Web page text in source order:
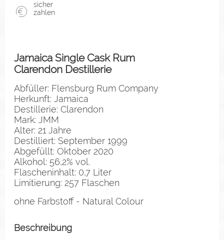
sicher
zahlen
Jamaica Single Cask Rum
Clarendon Destillerie
Abfüller: Flensburg Rum Company
Herkunft: Jamaica
Destillerie: Clarendon
Mark: JMM
Alter: 21 Jahre
Destilliert: September 1999
Abgefüllt: Oktober 2020
Alkohol: 56,2% vol.
Flascheninhalt: 0,7 Liter
Limitierung: 257 Flaschen
ohne Farbstoff - Natural Colour
Beschreibung